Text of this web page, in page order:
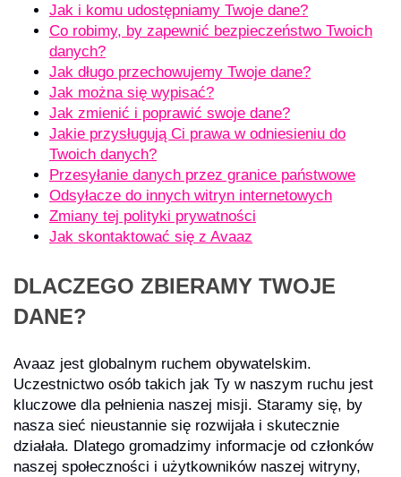
Jak i komu udostępniamy Twoje dane?
Co robimy, by zapewnić bezpieczeństwo Twoich
danych?
Jak długo przechowujemy Twoje dane?
Jak można się wypisać?
Jak zmienić i poprawić swoje dane?
Jakie przysługują Ci prawa w odniesieniu do
Twoich danych?
Przesyłanie danych przez granice państwowe
Odsyłacze do innych witryn internetowych
Zmiany tej polityki prywatności
Jak skontaktować się z Avaaz
DLACZEGO ZBIERAMY TWOJE
DANE?
Avaaz jest globalnym ruchem obywatelskim.
Uczestnictwo osób takich jak Ty w naszym ruchu jest
kluczowe dla pełnienia naszej misji. Staramy się, by
nasza sieć nieustannie się rozwijała i skutecznie
działała. Dlatego gromadzimy informacje od członków
naszej społeczności i użytkowników naszej witryny,